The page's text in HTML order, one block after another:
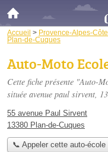
Accueil > Provence-Alpes-
Plan-de-Cuques
Auto-Moto
Cette fiche présente "Auto-
située avenue paul sirvent,
55 avenue Paul Sirvent
13380 Plan-de-Cuques
📞 Appeler cette auto-école